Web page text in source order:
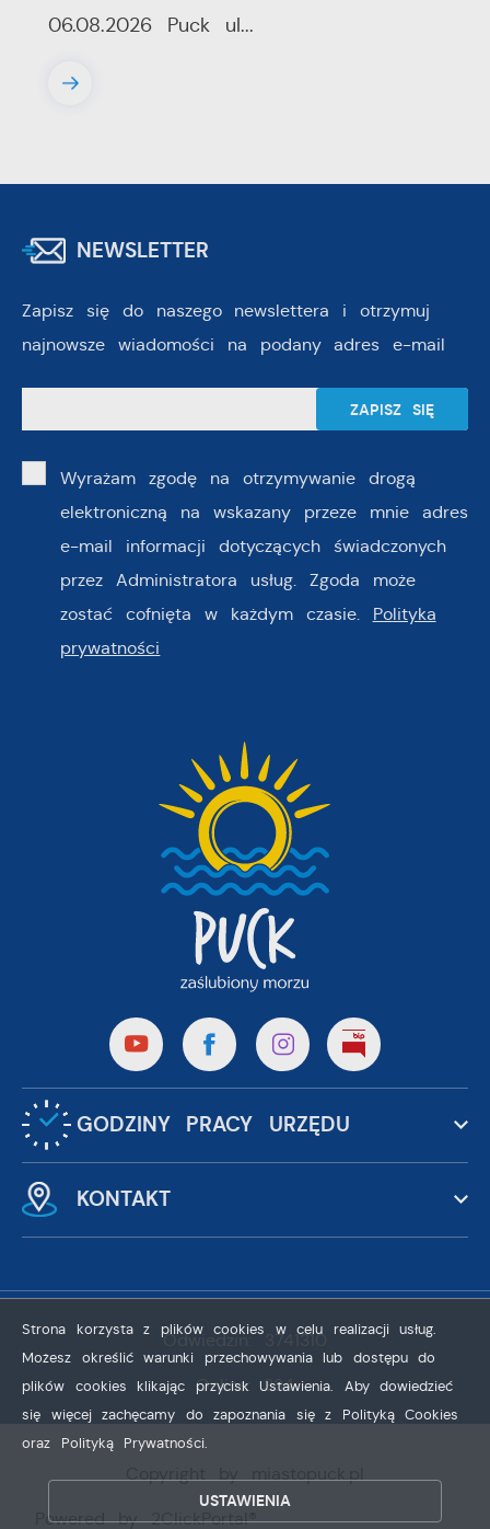
06.08.2026 Puck ul...
NEWSLETTER
Zapisz się do naszego newslettera i otrzymuj
najnowsze wiadomości na podany adres e-mail
Wyrażam zgodę na otrzymywanie drogą
elektroniczną na wskazany przeze mnie adres
e-mail informacji dotyczących świadczonych
przez Administratora usług. Zgoda może
zostać cofnięta w każdym czasie. Polityka
prywatności
GODZINY PRACY URZĘDU
KONTAKT
Odwiedzin: 3741310
Online: 334
Powered by2ClickPortal®
Strona korzysta z plików cookies w celu realizacji usług.
Możesz określić warunki przechowywania lub dostępu do
plików cookies klikając przycisk Ustawienia. Aby dowiedzieć
się więcej zachęcamy do zapoznania się z Polityką Cookies
oraz Polityką Prywatności.
USTAWIENIA
ZAPISZ WYBRANE
ZEZWÓL NA WSZYSTKIE